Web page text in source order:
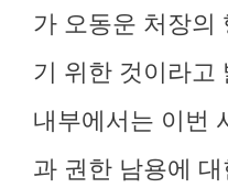
가 오동운 처장의
기 위한 것이라고
내부에서는 이번
과 권한 남용에